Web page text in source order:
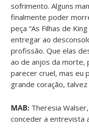
sofrimento. Alguns
finalmente poder
peça “As Filhas de
entregar ao
profissão. Que elas
ao de anjos da morte,
parecer cruel, mas eu
grande coração,
MAB: Theresia
conceder a entrevista